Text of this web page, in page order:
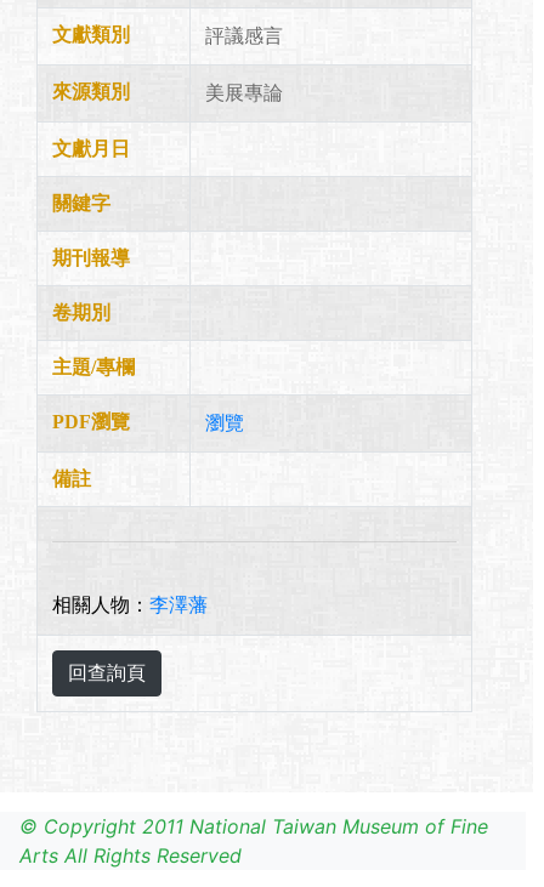
文獻類別 評議感言
來源類別 美展專論
文獻月日
關鍵字
期刊報導
卷期別
主題/專欄
PDF瀏覽 瀏覽
備註
相關人物： 李澤藩
© Copyright 2011 National Taiwan Museum of Fine
Arts All Rights Reserved